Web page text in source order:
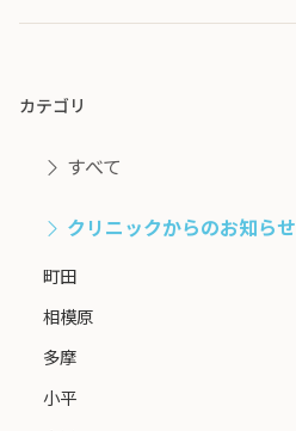
カテゴリ
すべて
クリニックからのお知らせ
町田
相模原
多摩
小平